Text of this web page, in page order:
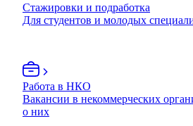
Стажировки и подработка
Для студентов и молодых
Работа в НКО
Вакансии в некоммерческих
о них